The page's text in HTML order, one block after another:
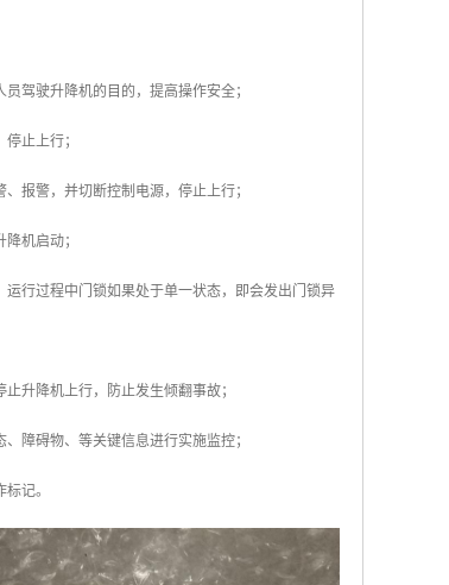
驾驶升降机的目的，提高操作安全；
止上行；
报警，并切断控制电源，停止上行；
机启动；
行过程中门锁如果处于单一状态，即会发出门锁异
升降机上行，防止发生倾翻事故；
障碍物、等关键信息进行实施监控；
记。